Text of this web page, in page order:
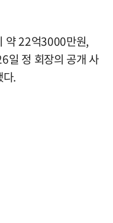
약 22억3000만원,
일 정 회장의 공개 사
.